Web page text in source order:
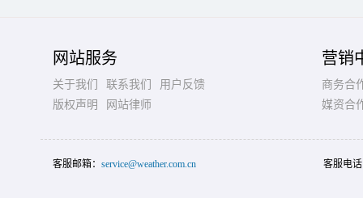
网站服务
关于我们 联系我们
用户反馈
版权声明
网站律师
营销
商务合
媒资合
客服邮箱： service@weather.com.cn 客服电